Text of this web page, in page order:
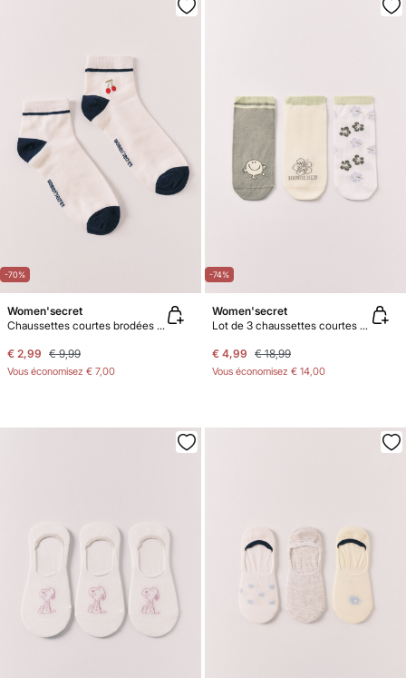
-70%
Women'secret
Chaussettes courtes brodées cerises
€ 2,99 € 9,99
Vous économisez € 7,00
-74%
Women'secret
Lot de 3 chaussettes courtes imprimées Mr.Men
€ 4,99 € 18,99
Vous économisez € 14,00